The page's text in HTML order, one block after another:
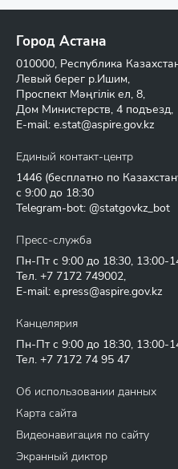
Город Астана
010000, Республика
Левый берег р.Ишим,
Проспект Мәңгілік ел, 8,
Дом Министерств, 4 подъезд,
E-mail: e.stat@aspire.gov.kz
Единый контакт-центр
1446 (бесплатно по
с 9:00 до 18:30
Telegram-bot: @statgovkz_bot
Пресс-служба
Пн-Пт с 9:00 до 18:30, 13:00-
Тел. +7 7172 749002,
E-mail: e.press@aspire.gov.kz
Канцелярия
Пн-Пт с 9:00 до 18:30, 13:00-
Тел. +7 7172 74 95 47
Об использовании данных
Карта сайта
Видеонавигация по сайту
Экранный диктор